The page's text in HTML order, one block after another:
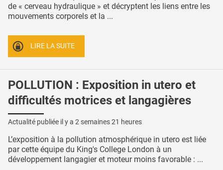
de « cerveau hydraulique » et décryptent les liens entre les
mouvements corporels et la ...
LIRE LA SUITE
POLLUTION : Exposition in utero et
difficultés motrices et langagières
Actualité publiée il y a 2 semaines 21 heures
L’exposition à la pollution atmosphérique in utero est liée
par cette équipe du King's College London à un
développement langagier et moteur moins favorable : ...